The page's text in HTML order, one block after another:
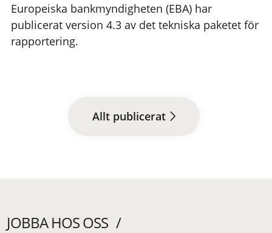
Europeiska bankmyndigheten (EBA) har
publicerat version 4.3 av det tekniska paketet för
rapportering.
Allt publicerat
JOBBA HOS OSS